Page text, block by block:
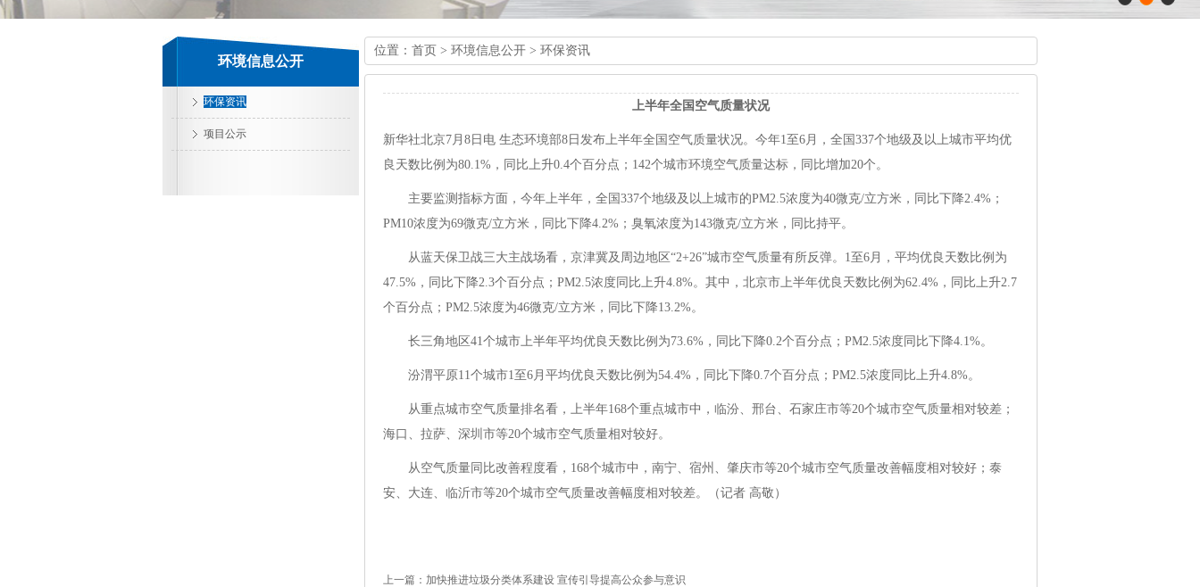
环境信息公开
环保资讯
项目公示
位置： 首页 > 环境信息公开 > 环保资讯
上半年全国空气质量状况
新华社北京7月8日电 生态环境部8日发布上半年全国空气质量状况。今年1至6月，全国337个地级及以上城市平均优
良天数比例为80.1%，同比上升0.4个百分点；142个城市环境空气质量达标，同比增加20个。
主要监测指标方面，今年上半年，全国337个地级及以上城市的PM2.5浓度为40微克/立方米，同比下降2.4%；
PM10浓度为69微克/立方米，同比下降4.2%；臭氧浓度为143微克/立方米，同比持平。
从蓝天保卫战三大主战场看，京津冀及周边地区“2+26”城市空气质量有所反弹。1至6月，平均优良天数比例为
47.5%，同比下降2.3个百分点；PM2.5浓度同比上升4.8%。其中，北京市上半年优良天数比例为62.4%，同比上升2.7
个百分点；PM2.5浓度为46微克/立方米，同比下降13.2%。
长三角地区41个城市上半年平均优良天数比例为73.6%，同比下降0.2个百分点；PM2.5浓度同比下降4.1%。
汾渭平原11个城市1至6月平均优良天数比例为54.4%，同比下降0.7个百分点；PM2.5浓度同比上升4.8%。
从重点城市空气质量排名看，上半年168个重点城市中，临汾、邢台、石家庄市等20个城市空气质量相对较差；
海口、拉萨、深圳市等20个城市空气质量相对较好。
从空气质量同比改善程度看，168个城市中，南宁、宿州、肇庆市等20个城市空气质量改善幅度相对较好；泰
安、大连、临沂市等20个城市空气质量改善幅度相对较差。（记者 高敬）
上一篇： 加快推进垃圾分类体系建设 宣传引导提高公众参与意识